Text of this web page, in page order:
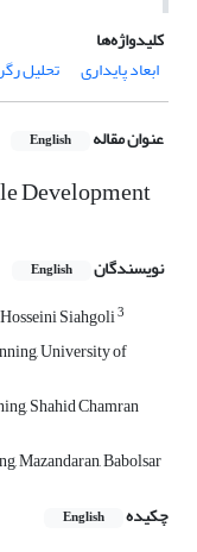
کلیدواژه‌ها
ابعاد پایداری
تحلیل
عنوان مقاله English
Development
نویسندگان English
Siahgoli3
University of
Shahid Chamran
Mazandaran, Babolsar
چکیده
English